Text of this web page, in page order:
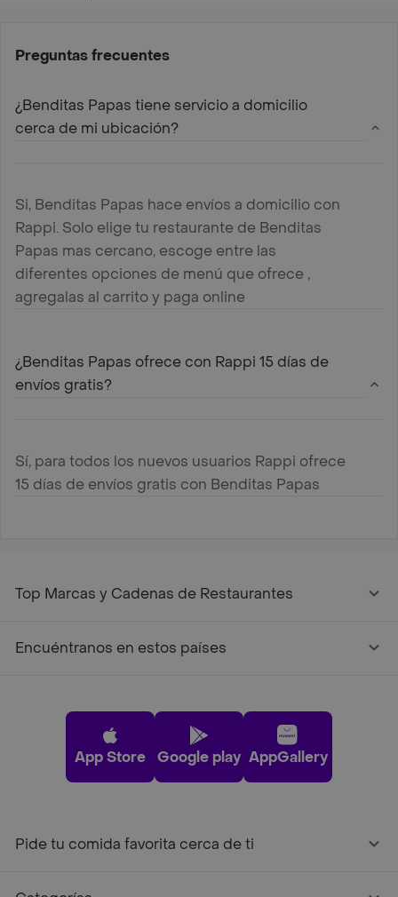
Preguntas frecuentes
¿Benditas Papas tiene servicio a domicilio
cerca de mi ubicación?
Si, Benditas Papas hace envíos a domicilio con
Rappi. Solo elige tu restaurante de Benditas
Papas mas cercano, escoge entre las
diferentes opciones de menú que ofrece ,
agregalas al carrito y paga online
¿Benditas Papas ofrece con Rappi 15 días de
envíos gratis?
Sí, para todos los nuevos usuarios Rappi ofrece
15 días de envíos gratis con Benditas Papas
Top Marcas y Cadenas de Restaurantes
Encuéntranos en estos países
App Store Google play AppGallery
Pide tu comida favorita cerca de ti